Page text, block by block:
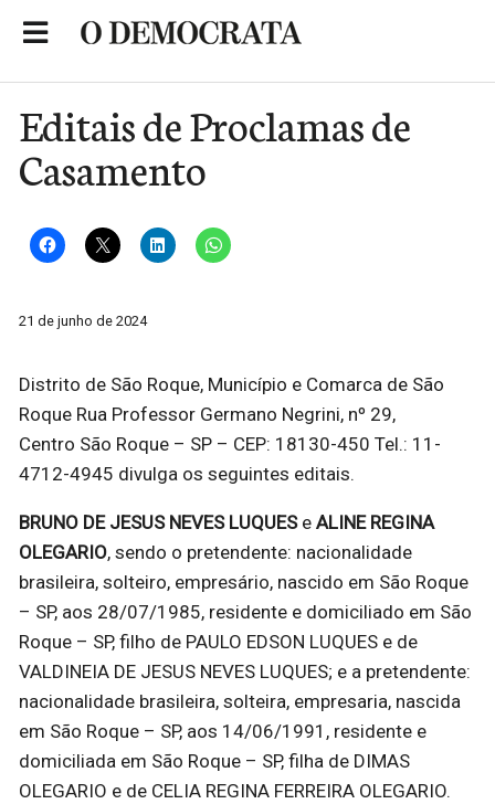
Editais de Proclamas de
Casamento
21 de junho de 2024
Distrito de São Roque, Município e Comarca de São
Roque Rua Professor Germano Negrini, nº 29,
Centro São Roque – SP – CEP: 18130-450 Tel.: 11-
4712-4945 divulga os seguintes editais.
BRUNO DE JESUS NEVES LUQUESe ALINE REGINA
OLEGARIO, sendo o pretendente: nacionalidade
brasileira, solteiro, empresário, nascido em São Roque
– SP, aos 28/07/1985, residente e domiciliado em São
Roque – SP, filho de PAULO EDSON LUQUES e de
VALDINEIA DE JESUS NEVES LUQUES; e a pretendente:
nacionalidade brasileira, solteira, empresaria, nascida
em São Roque – SP, aos 14/06/1991, residente e
domiciliada em São Roque – SP, filha de DIMAS
OLEGARIO e de CELIA REGINA FERREIRA OLEGARIO.